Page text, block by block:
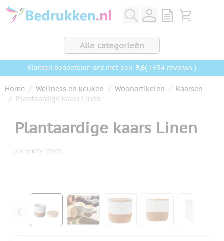
Ga naar de inhoud
View quote,
Bekijk
Alle categorieën
Klanten beoordelen ons met een 9,6( 1654 reviews )
Home / Wellness en keuken / Woonartikelen / Kaarsen
/ Plantaardige kaars Linen
Plantaardige kaars Linen
Art.nr. MO-102603
View larger image
View larger imageView larger image
View larger